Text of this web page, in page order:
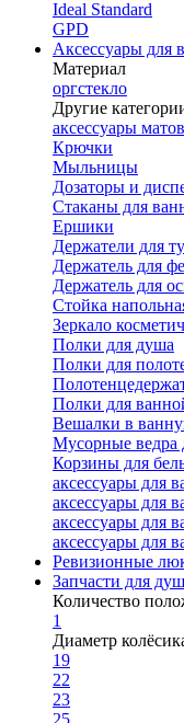
Ideal Standard
GPD
Аксессуары для
Материал
оргстекло
Другие
аксессуары
Крючки
Мыльницы
Дозаторы и
Стаканы для
Ершики
Держатели для
Держатель для
Держатель для
Стойка
Зеркало
Полки для душа
Полки для
Полки для
Вешалки в
Мусорные ведра
Корзины для
аксессуары для
аксессуары для
аксессуары для
аксессуары для
Ревизионные
Запчасти для
Количество
1
Диаметр
19
22
23
25